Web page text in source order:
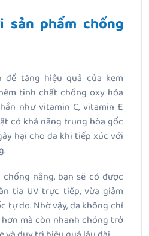
sản phẩm chống
để tăng hiệu quả của kem
tinh chất chống oxy hóa
như vitamin C, vitamin E
có khả năng trung hòa gốc
hại cho da khi tiếp xúc với
nắng, bạn sẽ có được
tia UV trực tiếp, vừa giảm
tự do. Nhờ vậy, da không chỉ
mà còn nhanh chóng trở